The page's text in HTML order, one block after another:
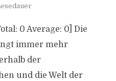
0 Average: 0] Die
immer mehr
der
und die Welt der